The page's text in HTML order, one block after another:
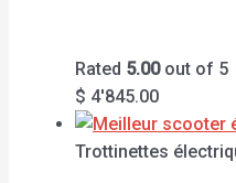
Rated 5.00out of 5
$ 4'845.00
Trottinettes